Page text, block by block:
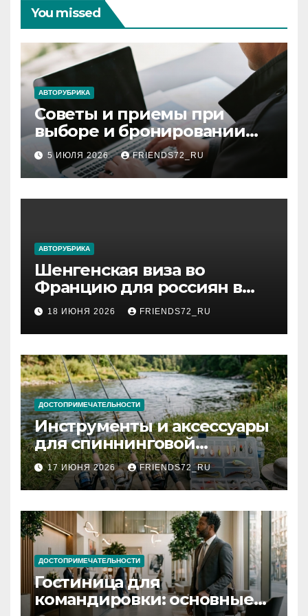
You missed
АВТОРУБРИКА
Советы и приемы при
выборе и бронировании
авиабилетов
5 ИЮЛЯ 2026 FRIENDS72_RU
АВТОРУБРИКА
Шенгенская виза во
Францию для россиян в
2026 году: сроки от 3 дней
и список необходимых
документов
18 ИЮНЯ 2026 FRIENDS72_RU
ДОСТОПРИМЕЧАТЕЛЬНОСТИ
Инструменты и аксессуары
для спиннинговой
рыбалки: назначение и
типы
17 ИЮНЯ 2026 FRIENDS72_RU
ДОСТОПРИМЕЧАТЕЛЬНОСТИ
Гостиница для
командировки: основные